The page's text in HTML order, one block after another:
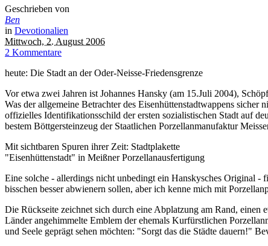
Geschrieben von
Ben
in Devotionalien
Mittwoch, 2. August 2006
2 Kommentare
heute: Die Stadt an der Oder-Neisse-Friedensgrenze
Vor etwa zwei Jahren ist Johannes Hansky (am 15.Juli 2004),
Was der allgemeine Betrachter des Eisenhüttenstadtwappens
offizielles Identifikationsschild der ersten sozialistischen Stadt auf
bestem Böttgersteinzeug der Staatlichen Porzellanmanufaktur
Mit sichtbaren Spuren ihrer Zeit: Stadtplakette
"Eisenhüttenstadt" in Meißner Porzellanausfertigung
Eine solche - allerdings nicht unbedingt ein Hanskysches Original
bisschen besser abwienern sollen, aber ich kenne mich mit
Die Rückseite zeichnet sich durch eine Abplatzung am Rand, einen
Länder angehimmelte Emblem der ehemals Kurfürstlichen
und Seele geprägt sehen möchten: "Sorgt das die Städte dauern!"